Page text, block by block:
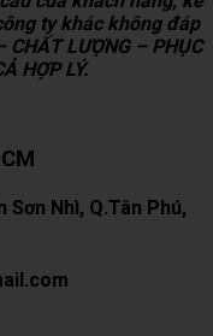
ty khác không đáp
LƯỢNG – PHỤC
HỢP LÝ.
Sơn Nhì, Q.Tân Phú,